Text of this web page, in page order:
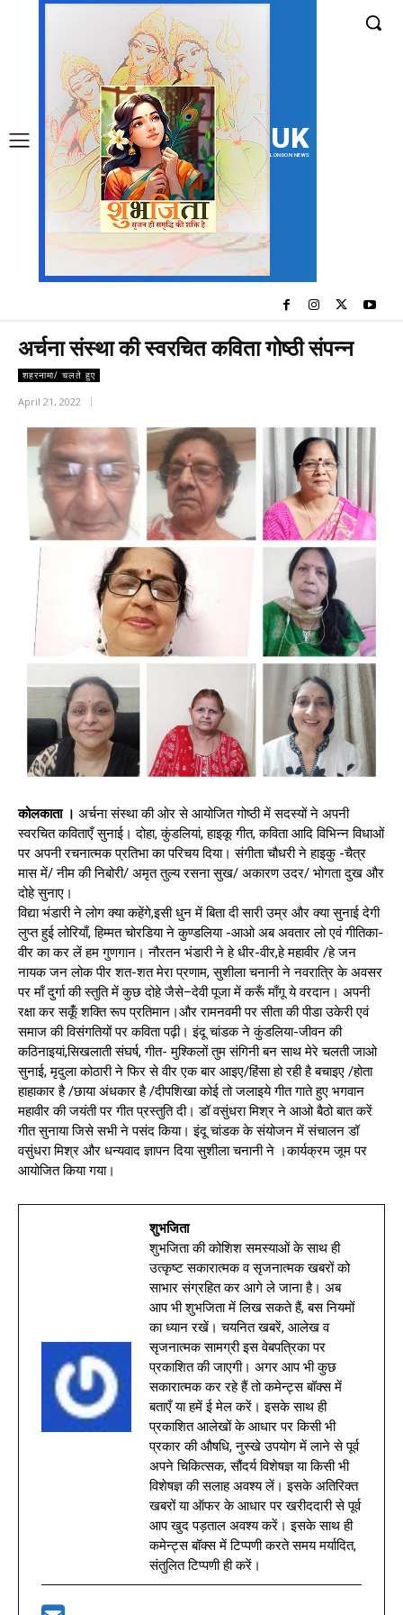
UK
LONDON NEWS
अर्चना संस्था की स्वरचित कविता गोष्ठी संपन्न
शहरनामा/ चलते हुए
April 21, 2022
कोलकाता । अर्चना संस्था की ओर से आयोजित गोष्ठी में सदस्यों ने अपनी
स्वरचित कविताएँ सुनाई। दोहा, कुंडलियां, हाइकू गीत, कविता आदि विभिन्न विधाओं
पर अपनी रचनात्मक प्रतिभा का परिचय दिया। संगीता चौधरी ने हाइकु -चैत्र
मास में/ नीम की निबोरी/ अमृत तुल्य रसना सुख/ अकारण उदर/ भोगता दुख और
दोहे सुनाए।
विद्या भंडारी ने लोग क्या कहेंगे,इसी धुन में बिता दी सारी उम्र और क्या सुनाई देगी
लुप्त हुई लोरियाँ, हिम्मत चोरडिया ने कुण्डलिया -आओ अब अवतार लो एवं गीतिका-
वीर का कर लें हम गुणगान। नौरतन भंडारी ने हे धीर-वीर,हे महावीर /हे जन
नायक जन लोक पीर शत-शत मेरा प्रणाम, सुशीला चनानी ने नवरात्रि के अवसर
पर माँ दुर्गा की स्तुति में कुछ दोहे जैसे–देवी पूजा में करूँ माँगू ये वरदान। अपनी
रक्षा कर सकूंँ शक्ति रूप प्रतिमान।और रामनवमी पर सीता की पीडा उकेरी एवं
समाज की विसंगतियों पर कविता पढ़ी। इंदू चांडक ने कुंडलिया-जीवन की
कठिनाइयां,सिखलाती संघर्ष, गीत- मुश्किलों तुम संगिनी बन साथ मेरे चलती जाओ
सुनाई, मृदुला कोठारी ने फिर से वीर एक बार आइए/हिंसा हो रही है बचाइए /होता
हाहाकार है /छाया अंधकार है /दीपशिखा कोई तो जलाइये गीत गाते हुए भगवान
महावीर की जयंती पर गीत प्रस्तुति दी। डॉ वसुंधरा मिश्र ने आओ बैठो बात करें
गीत सुनाया जिसे सभी ने पसंद किया। इंदू चांडक के संयोजन में संचालन डॉ
वसुंधरा मिश्र और धन्यवाद ज्ञापन दिया सुशीला चनानी ने ।कार्यक्रम जूम पर
आयोजित किया गया।
शुभजिता
शुभजिता की कोशिश समस्याओं के साथ ही
उत्कृष्ट सकारात्मक व सृजनात्मक खबरों को
साभार संग्रहित कर आगे ले जाना है। अब
आप भी शुभजिता में लिख सकते हैं, बस नियमों
का ध्यान रखें। चयनित खबरें, आलेख व
सृजनात्मक सामग्री इस वेबपत्रिका पर
प्रकाशित की जाएगी। अगर आप भी कुछ
सकारात्मक कर रहे हैं तो कमेन्ट्स बॉक्स में
बताएँ या हमें ई मेल करें। इसके साथ ही
प्रकाशित आलेखों के आधार पर किसी भी
प्रकार की औषधि, नुस्खे उपयोग में लाने से पूर्व
अपने चिकित्सक, सौंदर्य विशेषज्ञ या किसी भी
विशेषज्ञ की सलाह अवश्य लें। इसके अतिरिक्त
खबरों या ऑफर के आधार पर खरीददारी से पूर्व
आप खुद पड़ताल अवश्य करें। इसके साथ ही
कमेन्ट्स बॉक्स में टिप्पणी करते समय मर्यादित,
संतुलित टिप्पणी ही करें।